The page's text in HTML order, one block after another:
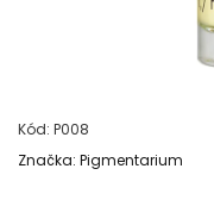
Kód: P008
Značka: Pigmentarium